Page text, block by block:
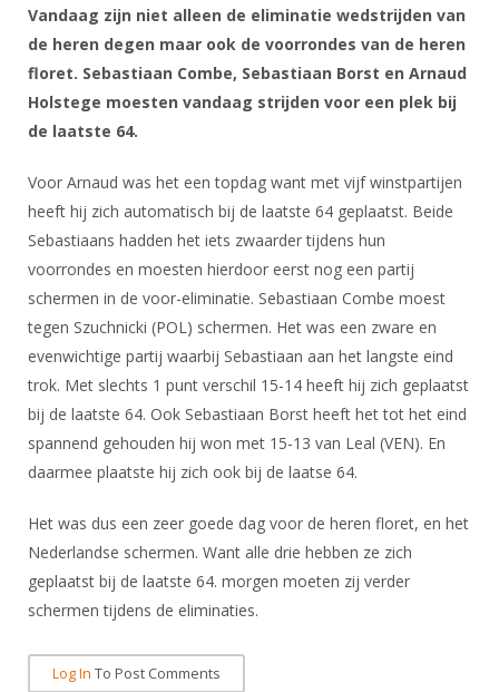
Forums
Maandelijks archief
Evenement
Website
Gebruiksvoorwaarden
Historie
Tarieven
Reglementen
Ledencijfers
Organisatie
Bestuur
Commissies
Ereleden
Leden van Verdiensten
Vacatures
Bondsbureau
Contact
Medewerkers
Samenwerking
Recreatiesport
Veteranen
Lichtzwaardschermen
Wedstrijdsport
Ranglijsten
Inschrijven
Reglementen
Materiaal
Schermpaspoort
Rolstoelschermen
Wedstrijdkalender
KNAS Keurmerk
JPT
Veteranenwedstrijden
Wat is topsport
Nieuws
NK's
FBT
SBT
Talentontwikkeling
Atletencommissie
Internationale Titeltoernooien
Internationale aanmeldingen
Informatie
Voor de jeugd
Spreekbeurtpakket
Jeugdkampen
Brassardsysteem
Voor coaches en leraren
Nieuws
Nationale opleidingen
Internationale opleidingen
Opleidingen
Voor scheidsrechters
Nieuws
Scheidsrechter Documentatie
Forums
Forums
Nieuws
Zoek Vereniging
NK organiseren
Vandaag zijn niet alleen de eliminatie wedstrijden van
de heren degen maar ook de voorrondes van de heren
floret. Sebastiaan Combe, Sebastiaan Borst en Arnaud
Holstege moesten vandaag strijden voor een plek bij
de laatste 64.
Voor Arnaud was het een topdag want met vijf winstpartijen
heeft hij zich automatisch bij de laatste 64 geplaatst. Beide
Sebastiaans hadden het iets zwaarder tijdens hun
voorrondes en moesten hierdoor eerst nog een partij
schermen in de voor-eliminatie. Sebastiaan Combe moest
tegen Szuchnicki (POL) schermen. Het was een zware en
evenwichtige partij waarbij Sebastiaan aan het langste eind
trok. Met slechts 1 punt verschil 15-14 heeft hij zich geplaatst
bij de laatste 64. Ook Sebastiaan Borst heeft het tot het eind
spannend gehouden hij won met 15-13 van Leal (VEN). En
daarmee plaatste hij zich ook bij de laatse 64.
Het was dus een zeer goede dag voor de heren floret, en het
Nederlandse schermen. Want alle drie hebben ze zich
geplaatst bij de laatste 64. morgen moeten zij verder
schermen tijdens de eliminaties.
Log In To Post Comments